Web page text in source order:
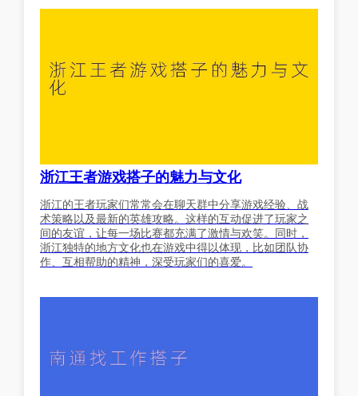
浙江王者游戏搭子的魅力与文化
浙江的王者玩家们常常会在聊天群中分享游戏经验、战
术策略以及最新的英雄攻略。这样的互动促进了玩家之
间的友谊，让每一场比赛都充满了激情与欢笑。同时，
浙江独特的地方文化也在游戏中得以体现，比如团队协
作、互相帮助的精神，深受玩家们的喜爱。